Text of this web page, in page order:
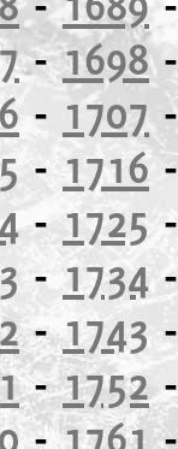
-1698
- 1707
-1716
-1725
- 1734
-1743
-1752
-1761